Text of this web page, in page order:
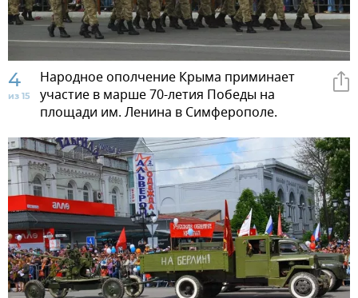
4
из 15
Народное ополчение Крыма приминает
участие в марше 70-летия Победы на
площади им. Ленина в Симферополе.